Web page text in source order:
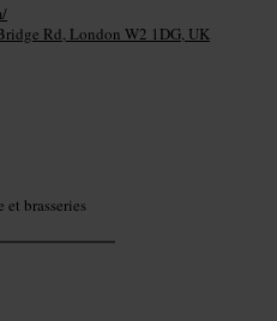
Rd, London W2 1DG, UK
et brasseries